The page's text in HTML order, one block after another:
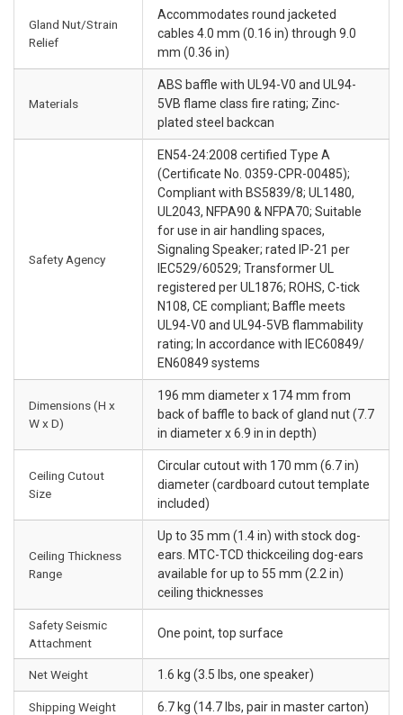
Gland Nut/Strain
Relief
Accommodates round jacketed
cables 4.0 mm (0.16 in) through 9.0
mm (0.36 in)
Materials
ABS baffle with UL94-V0 and UL94-
5VB flame class fire rating; Zinc-
plated steel backcan
Safety Agency
EN54-24:2008 certified Type A
(Certificate No. 0359-CPR-00485);
Compliant with BS5839/8; UL1480,
UL2043, NFPA90 & NFPA70; Suitable
for use in air handling spaces,
Signaling Speaker; rated IP-21 per
IEC529/60529; Transformer UL
registered per UL1876; ROHS, C-tick
N108, CE compliant; Baffle meets
UL94-V0 and UL94-5VB flammability
rating; In accordance with IEC60849/
EN60849 systems
Dimensions (H x
W x D)
196 mm diameter x 174 mm from
back of baffle to back of gland nut (7.7
in diameter x 6.9 in in depth)
Ceiling Cutout
Size
Circular cutout with 170 mm (6.7 in)
diameter (cardboard cutout template
included)
Ceiling Thickness
Range
Up to 35 mm (1.4 in) with stock dog-
ears. MTC-TCD thickceiling dog-ears
available for up to 55 mm (2.2 in)
ceiling thicknesses
Safety Seismic
Attachment
One point, top surface
Net Weight 1.6 kg (3.5 lbs, one speaker)
Shipping Weight 6.7 kg (14.7 lbs, pair in master carton)